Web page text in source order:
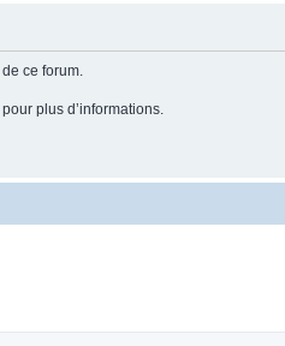
de ce forum.
pour plus d’informations.